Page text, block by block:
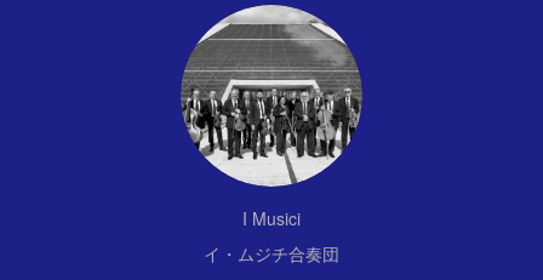
I Musici
イ・ムジチ合奏団